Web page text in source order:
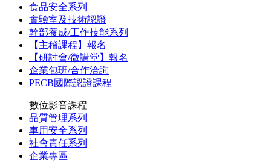
食品安全系列
實驗室及技術認證
幹部養成/工作技能系列
【主稽課程】報名
【研討會/微講堂】報名
企業包班/合作洽詢
PECB國際認證課程
數位影音課程
品質管理系列
車用安全系列
社會責任系列
企業專區